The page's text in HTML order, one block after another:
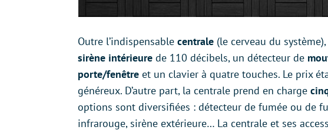
Outre l’indispensable centrale (le cerveau du
sirène intérieure de 110 décibels, un détecteur de
porte/fenêtre et un clavier à quatre touches. Le prix
généreux. D’autre part, la centrale prend en charge
options sont diversifiées : détecteur de fumée ou de
infrarouge, sirène extérieure… La centrale et ses